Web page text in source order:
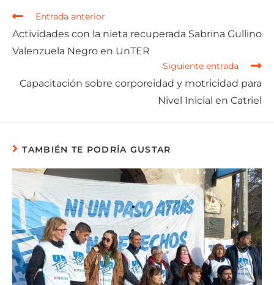
Entrada anterior
Actividades con la nieta recuperada Sabrina Gullino
Valenzuela Negro en UnTER
Siguiente entrada
Capacitación sobre corporeidad y motricidad para
Nivel Inicial en Catriel
TAMBIÉN TE PODRÍA GUSTAR